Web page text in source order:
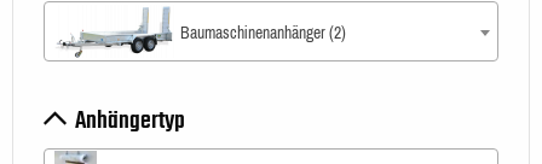
Baumaschinenanhänger (2)
Anhängertyp